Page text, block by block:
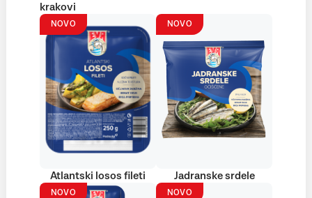
krakovi
NOVO
Atlantski losos fileti
NOVO
Jadranske srdele
NOVO NOVO